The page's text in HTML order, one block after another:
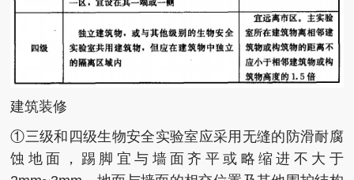
建筑装修
①三级和四级生物安全实验室应采用无缝的防滑耐腐
蚀地面，踢脚宜与墙面齐平或略缩进不大于